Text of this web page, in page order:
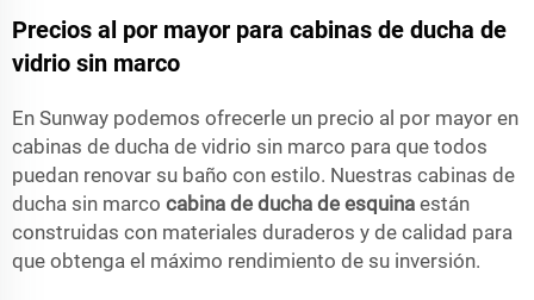
Precios al por mayor para cabinas de ducha de
vidrio sin marco
En Sunway podemos ofrecerle un precio al por mayor en
cabinas de ducha de vidrio sin marco para que todos
puedan renovar su baño con estilo. Nuestras cabinas de
ducha sin marco cabina de ducha de esquina están
construidas con materiales duraderos y de calidad para
que obtenga el máximo rendimiento de su inversión.